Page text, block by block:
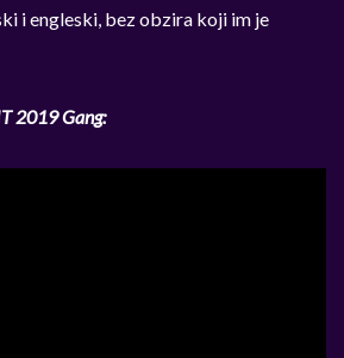
i engleski, bez obzira koji im je
2019 Gang: